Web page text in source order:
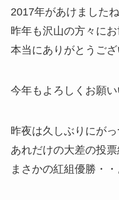
2017年があけましたね
昨年も沢山の方々にお
本当にありがとうござ
今年もよろしくお願い
昨夜は久しぶりにがっ
あれだけの大差の投
まさかの紅組優勝・・